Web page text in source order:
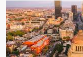
protege
a
turistas
en
los